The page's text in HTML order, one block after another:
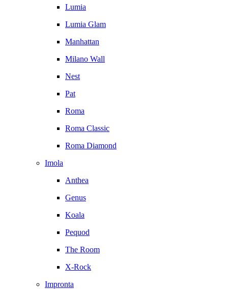
Lumia
Lumia Glam
Manhattan
Milano Wall
Nest
Pat
Roma
Roma Classic
Roma Diamond
Imola
Anthea
Genus
Koala
Pequod
The Room
X-Rock
Impronta